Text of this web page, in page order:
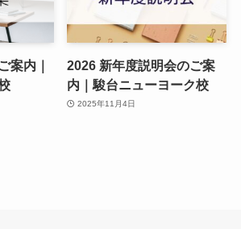
案内｜
2026 新年度説明会のご案
内｜駿台ニューヨーク校
2025年11月4日